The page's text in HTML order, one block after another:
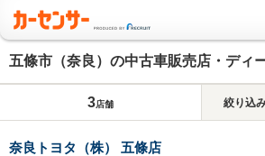
五條市（奈良）の中古車販売店・ディ
3店舗 絞り込
奈良トヨタ（株） 五條店